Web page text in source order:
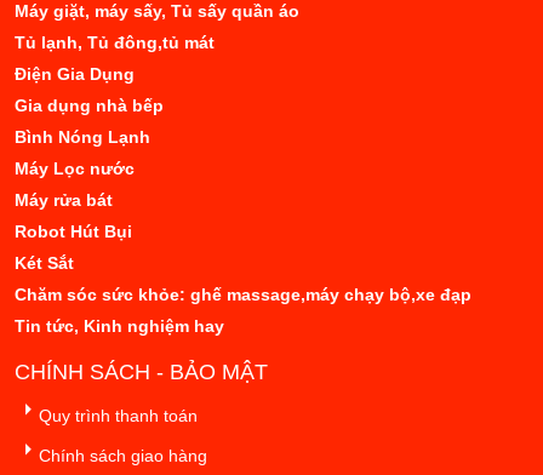
Máy giặt, máy sấy, Tủ sấy quần áo
Tủ lạnh, Tủ đông,tủ mát
Điện Gia Dụng
Gia dụng nhà bếp
Bình Nóng Lạnh
Máy Lọc nước
Máy rửa bát
Robot Hút Bụi
Két Sắt
Chăm sóc sức khỏe: ghế massage,máy chạy bộ,xe đạp
Tin tức, Kinh nghiệm hay
CHÍNH SÁCH - BẢO MẬT
Quy trình thanh toán
Chính sách giao hàng